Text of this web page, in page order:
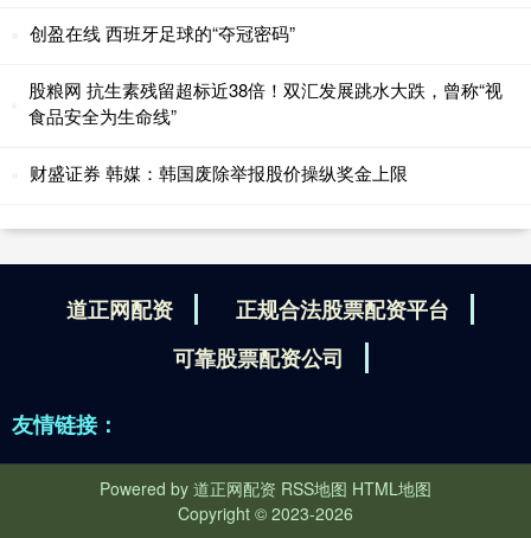
创盈在线 西班牙足球的“夺冠密码”
股粮网 抗生素残留超标近38倍！双汇发展跳水大跌，曾称“视
食品安全为生命线”
财盛证券 韩媒：韩国废除举报股价操纵奖金上限
道正网配资
正规合法股票配资平台
可靠股票配资公司
友情链接：
Powered by 道正网配资 RSS地图 HTML地图
Copyright © 2023-2026